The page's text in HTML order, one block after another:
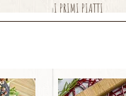
I PRIMI PIATTI